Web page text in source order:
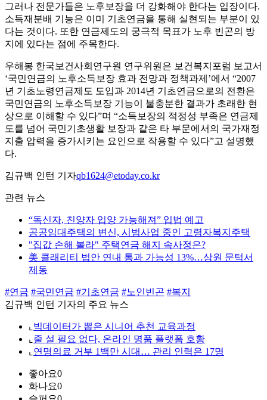
그러나 전문가들은 노후보장을 더 강화해야 한다는 입장이다.
소득재분배 기능은 이미 기초연금을 통해 실현되는 부분이 있
다는 것이다. 또한 연금제도의 궁극적 목표가 노후 빈곤의 방
지에 있다는 점에 주목한다.
우해봉 한국보건사회연구원 연구위원은 보건복지포럼 보고서
‘국민연금의 노후소득보장 효과 전망과 정책과제’에서 “2007
년 기초노령연금제도 도입과 2014년 기초연금으로의 전환은
국민연금의 노후소득보장 기능이 불충분한 결과가 초래한 현
상으로 이해할 수 있다”며 “소득보장의 적정성 부족은 연금제
도를 넘어 국민기초생활 보장과 같은 타 부문에서의 국가재정
지출 압력을 증가시키는 요인으로 작용할 수 있다”고 설명했
다.
김규백 인턴 기자qb1624@etoday.co.kr
관련 뉴스
“독신자, 친양자 입양 가능해져” 입법 예고
공공임대주택의 변신, 시범사업 중인 고령자복지주택
"집값 손해 볼라" 주택연금 해지 속사정은?
美 클래리티 법안 연내 통과 가능성 13%…상원 문턱서
제동
#연금 #국민연금 #기초연금 #노인빈곤 #복지
김규백 인턴 기자의 주요 뉴스
⌞ 빅데이터가 뽑은 시니어 추천 교육과정
⌞ 줄 설 필요 없다, 온라인 명품 플랫폼 호황
⌞ 연명의료 거부 1백만 시대… 관리 인력은 17명
좋아요0
화나요0